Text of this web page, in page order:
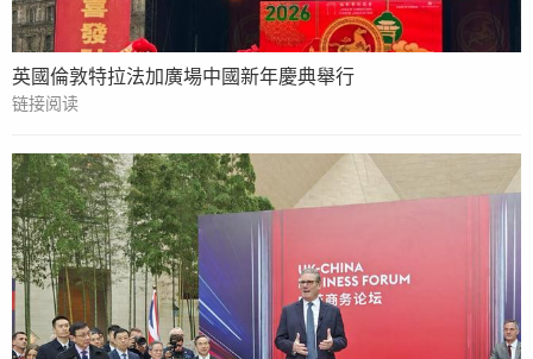
英國倫敦特拉法加廣場中國新年慶典舉行
链接阅读